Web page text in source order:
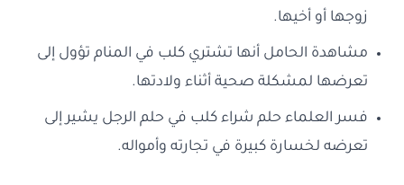
زوجها أو أخيها.
مشاهدة الحامل أنها تشتري كلب في المنام تؤول إلى
تعرضها لمشكلة صحية أثناء ولادتها.
فسر العلماء حلم شراء كلب في حلم الرجل يشير إلى
تعرضه لخسارة كبيرة في تجارته وأمواله.